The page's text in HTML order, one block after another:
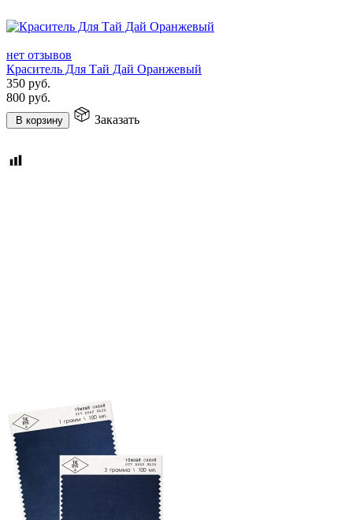
нет отзывов
Краситель Для Тай Дай Оранжевый
350 руб.
800 руб.
В корзину Заказать